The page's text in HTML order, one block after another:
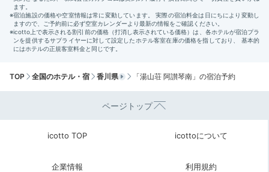
醍醐味のひとつ！
TOP 全国のホテル・宿 香川県 「湯山荘 阿讃琴南」の宿泊予約
ページトップ
icotto TOP icottoについて
企業情報 利用規約